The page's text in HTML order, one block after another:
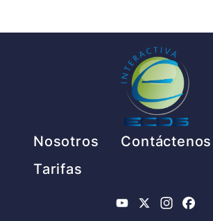
Pie de página
Nosotros
Contáctenos
Tarifas
YouTube
X Instagram